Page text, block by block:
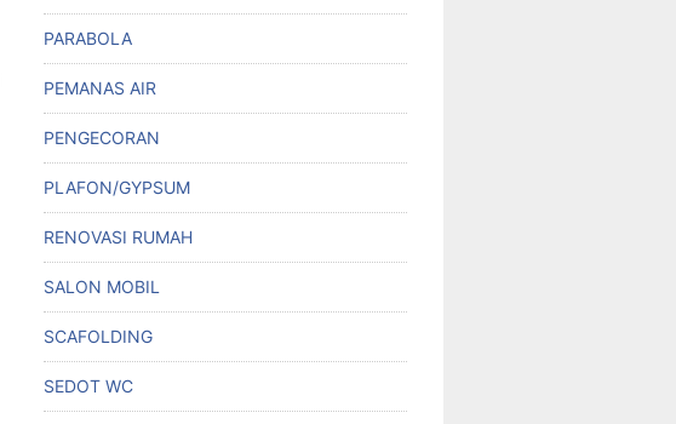
PARABOLA
PEMANAS AIR
PENGECORAN
PLAFON/GYPSUM
RENOVASI RUMAH
SALON MOBIL
SCAFOLDING
SEDOT WC